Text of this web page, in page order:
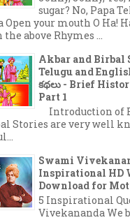
sugar? No, Papa
Open your mouth O Ha!
above Rhymes ...
Akbar and Birbal
Telugu and
కథలు - Brief
Part 1
Introduction of
Stories are very well
Swami
Inspirational HD
Download for
5 Inspirational
Vivekananda We